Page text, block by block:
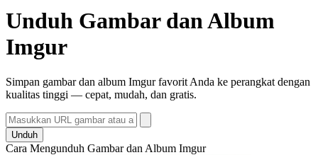
Unduh Gambar dan Album
Imgur
Simpan gambar dan album Imgur favorit Anda ke perangkat dengan
kualitas tinggi — cepat, mudah, dan gratis.
Unduh
Cara Mengunduh Gambar dan Album Imgur